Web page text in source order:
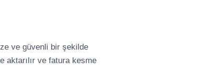
ve güvenli bir şekilde
aktarılır ve fatura kesme